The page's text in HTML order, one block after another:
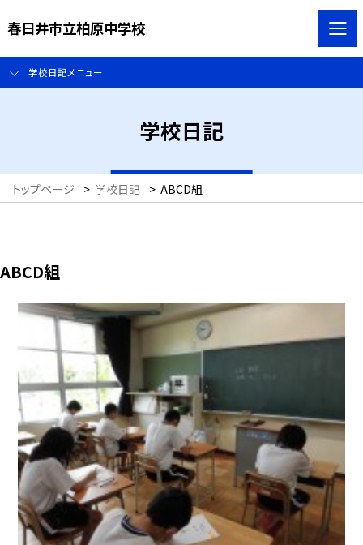
春日井市立柏原中学校
学校日記メニュー
学校日記
トップページ > 学校日記 > ABCD組
ABCD組